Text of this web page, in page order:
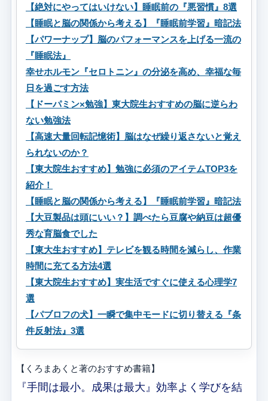
【絶対にやってはいけない】睡眠前の『悪習慣』8選
【睡眠と脳の関係から考える】『睡眠前学習』暗記法
【パワーナップ】脳のパフォーマンスを上げる一流の
『睡眠法』
幸せホルモン『セロトニン』の分泌を高め、幸福な毎
日を過ごす方法
【ドーパミン×勉強】東大院生おすすめの脳に逆らわ
ない勉強法
【高速大量回転記憶術】脳はなぜ繰り返さないと覚え
られないのか？
【東大院生おすすめ】勉強に必須のアイテムTOP3を
紹介！
【睡眠と脳の関係から考える】『睡眠前学習』暗記法
【大豆製品は頭にいい？】調べたら豆腐や納豆は超優
秀な育脳食でした
【東大生おすすめ】テレビを観る時間を減らし、作業
時間に充てる方法4選
【東大院生おすすめ】実生活ですぐに使える心理学7
選
【パブロフの犬】一瞬で集中モードに切り替える『条
件反射法』3選
【くろまあくと著のおすすめ書籍】
『手間は最小。成果は最大』効率よく学びを結